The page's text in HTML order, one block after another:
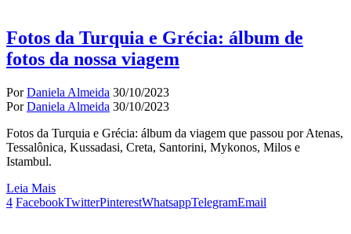
Fotos da Turquia e Grécia: álbum de
fotos da nossa viagem
PorDaniela Almeida 30/10/2023
PorDaniela Almeida 30/10/2023
Fotos da Turquia e Grécia: álbum da viagem que passou por Atenas,
Tessalônica, Kussadasi, Creta, Santorini, Mykonos, Milos e
Istambul.
Leia Mais
4 FacebookTwitterPinterestWhatsappTelegramEmail